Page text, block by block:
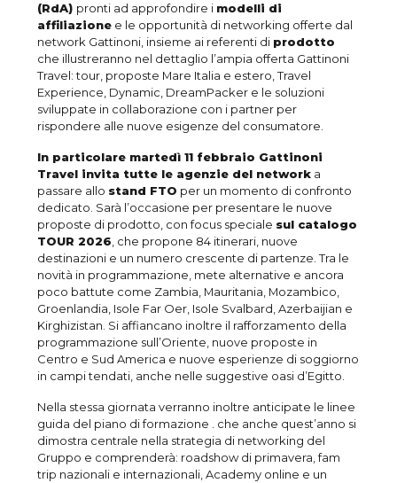
(RdA) pronti ad approfondire i modelli di
affiliazione e le opportunità di networking offerte dal
network Gattinoni, insieme ai referenti di prodotto
che illustreranno nel dettaglio l’ampia offerta Gattinoni
Travel: tour, proposte Mare Italia e estero, Travel
Experience, Dynamic, DreamPacker e le soluzioni
sviluppate in collaborazione con i partner per
rispondere alle nuove esigenze del consumatore.
In particolare martedì 11 febbraio Gattinoni
Travel invita tutte le agenzie del network a
passare allo stand FTO per un momento di confronto
dedicato. Sarà l’occasione per presentare le nuove
proposte di prodotto, con focus speciale sul catalogo
TOUR 2026, che propone 84 itinerari, nuove
destinazioni e un numero crescente di partenze. Tra le
novità in programmazione, mete alternative e ancora
poco battute come Zambia, Mauritania, Mozambico,
Groenlandia, Isole Far Oer, Isole Svalbard, Azerbaijian e
Kirghizistan. Si affiancano inoltre il rafforzamento della
programmazione sull’Oriente, nuove proposte in
Centro e Sud America e nuove esperienze di soggiorno
in campi tendati, anche nelle suggestive oasi d’Egitto.
Nella stessa giornata verranno inoltre anticipate le linee
guida del piano di formazione . che anche quest’anno si
dimostra centrale nella strategia di networking del
Gruppo e comprenderà: roadshow di primavera, fam
trip nazionali e internazionali, Academy online e un